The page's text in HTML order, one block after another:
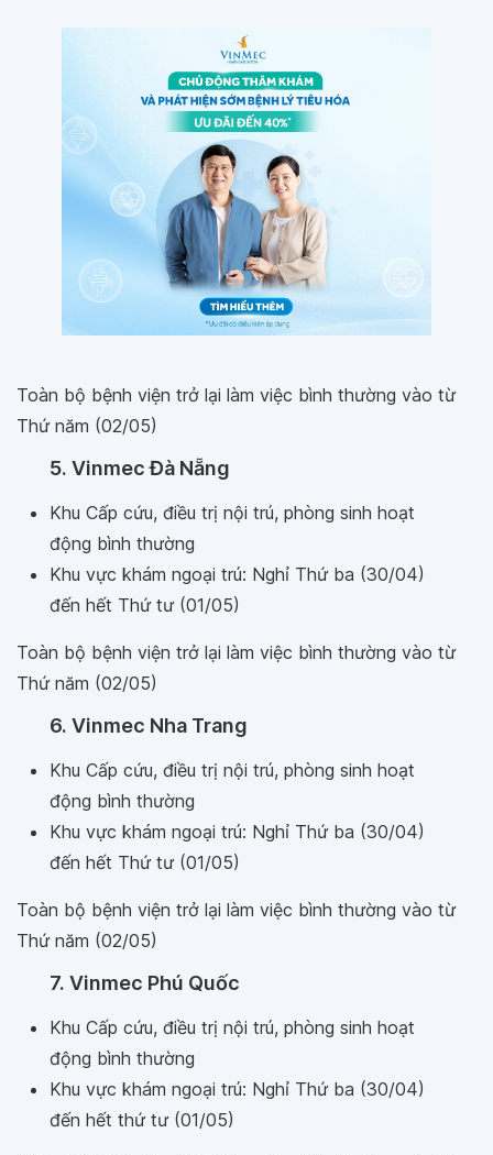
Toàn bộ bệnh viện trở lại làm việc bình thường vào từ
Thứ năm (02/05)
5. Vinmec Đà Nẵng
Khu Cấp cứu, điều trị nội trú, phòng sinh hoạt
động bình thường
Khu vực khám ngoại trú: Nghỉ Thứ ba (30/04)
đến hết Thứ tư (01/05)
Toàn bộ bệnh viện trở lại làm việc bình thường vào từ
Thứ năm (02/05)
6. Vinmec Nha Trang
Khu Cấp cứu, điều trị nội trú, phòng sinh hoạt
động bình thường
Khu vực khám ngoại trú: Nghỉ Thứ ba (30/04)
đến hết Thứ tư (01/05)
Toàn bộ bệnh viện trở lại làm việc bình thường vào từ
Thứ năm (02/05)
7. Vinmec Phú Quốc
Khu Cấp cứu, điều trị nội trú, phòng sinh hoạt
động bình thường
Khu vực khám ngoại trú: Nghỉ Thứ ba (30/04)
đến hết thứ tư (01/05)